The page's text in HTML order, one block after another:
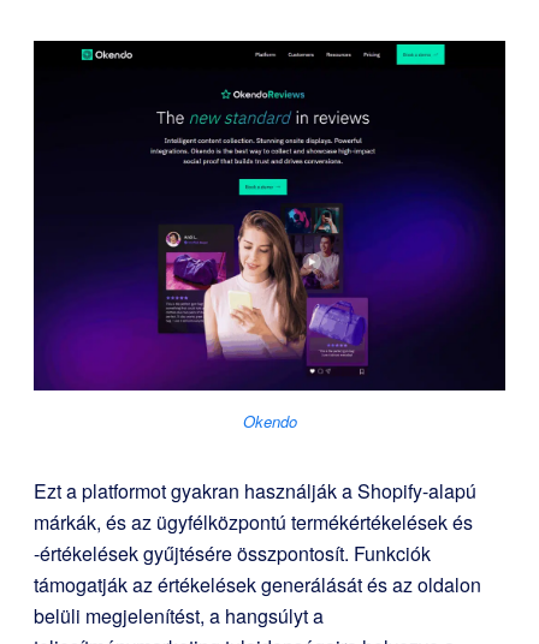
Okendo
Ezt a platformot gyakran használják a Shopify-alapú
márkák, és az ügyfélközpontú termékértékelések és
-értékelések gyűjtésére összpontosít. Funkciók
támogatják az értékelések generálását és az oldalon
belüli megjelenítést, a hangsúlyt a